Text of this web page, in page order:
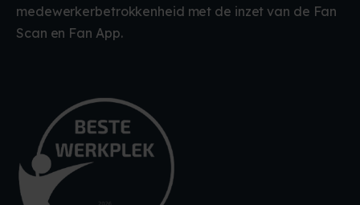
medewerkerbetrokkenheid met de inzet van de Fan
Scan en Fan App.